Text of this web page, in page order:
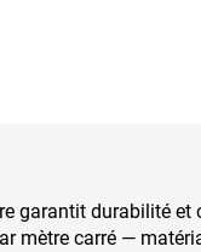
garantit durabilité et
mètre carré —